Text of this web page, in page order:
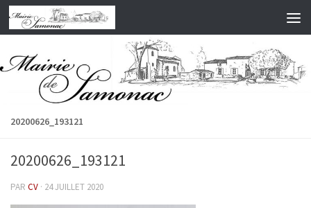
Skip to content
20200626_193121
20200626_193121
PAR CV · 24 JUILLET 2020